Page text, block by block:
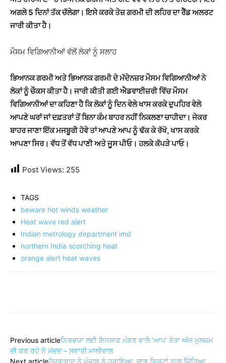
ਅਗਲੇ 5 ਦਿਨਾਂ ਤੱਕ ਚੱਲੇਗਾ। ਇਸੇ ਕਰਕੇ ਤੇਜ਼ ਗਰਮੀ ਦੀ ਲਹਿਰ ਦਾ ਰੈੱਡ ਅਲਰਟ
ਜਾਰੀ ਕੀਤਾ ਹੈ।
ਮੌਸਮ ਵਿਗਿਆਨੀਆਂ ਵੱਲੋਂ ਲੋਕਾਂ ਨੂੰ ਸਲਾਹ
ਭਿਆਨਕ ਗਰਮੀ ਅਤੇ ਭਿਆਨਕ ਗਰਮੀ ਦੇ ਮੱਦੇਨਜ਼ਰ ਮੌਸਮ ਵਿਗਿਆਨੀਆਂ ਨੇ
ਲੋਕਾਂ ਨੂੰ ਚੌਕਸ ਕੀਤਾ ਹੈ। ਜਾਰੀ ਕੀਤੀ ਗਈ ਐਡਵਾਈਜ਼ਰੀ ਵਿੱਚ ਮੌਸਮ
ਵਿਗਿਆਨੀਆਂ ਦਾ ਕਹਿਣਾ ਹੈ ਕਿ ਲੋਕਾਂ ਨੂੰ ਦਿਨ ਵੇਲੇ ਖਾਸ ਕਰਕੇ ਦੁਪਹਿਰ ਵੇਲੇ
ਆਪਣੇ ਘਰਾਂ ਜਾਂ ਦਫ਼ਤਰਾਂ ਤੋਂ ਬਿਨਾ ਕੰਮ ਬਾਹਰ ਨਹੀਂ ਨਿਕਲਣਾ ਚਾਹੀਦਾ। ਜੇਕਰ
ਬਾਹਰ ਜਾਣਾ ਇੱਕ ਮਜਬੂਰੀ ਹੋਵੇ ਤਾਂ ਆਪਣੇ ਆਪ ਨੂੰ ਢੱਕ ਕੇ ਰੱਖੋ, ਖਾਸ ਕਰਕੇ
ਆਪਣਾ ਸਿਰ। ਵੱਧ ਤੋਂ ਵੱਧ ਪਾਣੀ ਅਤੇ ਜੂਸ ਪੀਓ। ਹਲਕੇ ਕੱਪੜੇ ਪਾਓ।
Post Views: 255
TAGS
beware hot winds weather
Heat wave red alert
Indian metrology department imd
northern India scorching heat
orange alert heat waves
Previous articleਨਿਰਭਯਾ ਲਈ ਇਨਸਾਫ਼ ਮੰਗਣ ਵਾਲੇ ‘ਆਪ’ ਨੇਤਾ ਅੱਜ ਮੁਲਜ਼ਮ
ਦੀ ਕਰ ਰਹੇ ਨੇ ਮੱਦਦ – ਸਵਾਤੀ ਮਾਲੀਵਾਲ
Next articleਹੈਦਰਾਬਾਦ ਨੇ ਪੰਜਾਬ ਨੂੰ ਹਰਾਇਆ, ਚਾਰ ਵਿਕਟਾਂ ਨਾਲ ਜਿੱਤਿਆ